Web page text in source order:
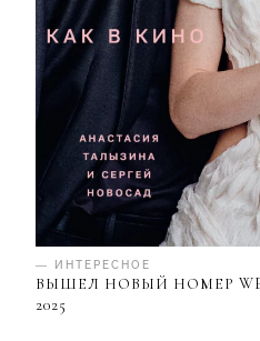
— ИНТЕРЕСНОЕ
ВЫШЕЛ НОВЫЙ НОМЕР
2025